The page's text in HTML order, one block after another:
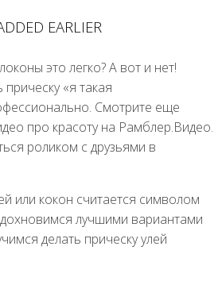
EARLIER
это легко? А вот и нет!
прическу «я такая
Смотрите еще
про красоту на Рамблер.Видео.
роликом с друзьями в
или кокон считается символом
лучшими вариантами
делать прическу улей